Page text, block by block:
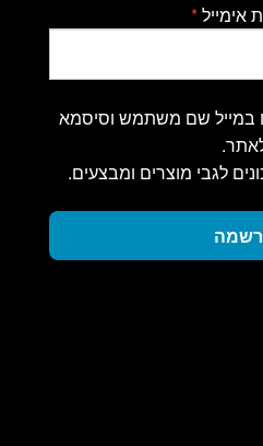
אימייל*
במייל שם משתמש וסיסמא
לגבי מוצרים ומבצעים.